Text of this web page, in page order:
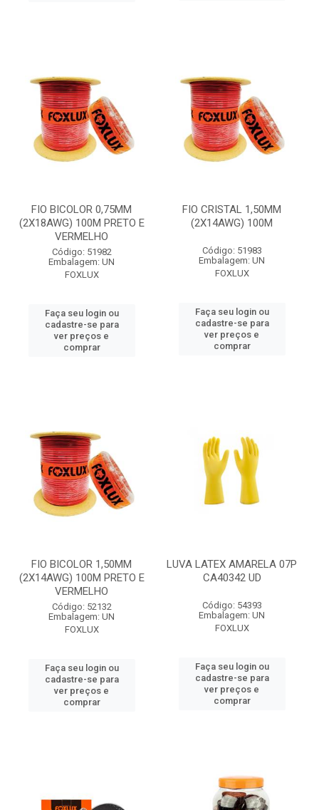
FIO BICOLOR 0,75MM
(2X18AWG) 100M PRETO E
VERMELHO
Código: 51982
Embalagem: UN
FOXLUX
Faça seu login ou
cadastre-se para
ver preços e
comprar
FIO CRISTAL 1,50MM
(2X14AWG) 100M
Código: 51983
Embalagem: UN
FOXLUX
Faça seu login ou
cadastre-se para
ver preços e
comprar
FIO BICOLOR 1,50MM
(2X14AWG) 100M PRETO E
VERMELHO
Código: 52132
Embalagem: UN
FOXLUX
Faça seu login ou
cadastre-se para
ver preços e
comprar
LUVA LATEX AMARELA 07P
CA40342 UD
Código: 54393
Embalagem: UN
FOXLUX
Faça seu login ou
cadastre-se para
ver preços e
comprar